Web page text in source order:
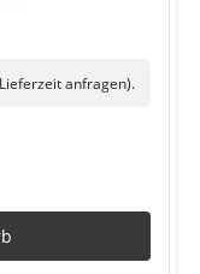
anfragen).